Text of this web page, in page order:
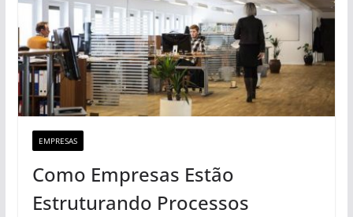
EMPRESAS
Como Empresas Estão
Estruturando Processos